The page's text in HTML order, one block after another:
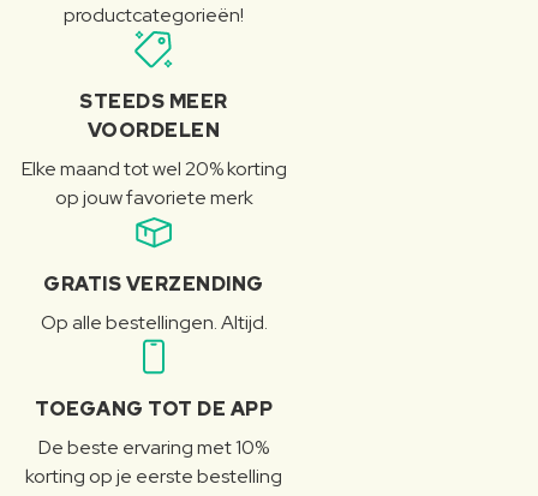
productcategorieën!
STEEDS MEER
VOORDELEN
Elke maand tot wel 20% korting
op jouw favoriete merk
GRATIS VERZENDING
Op alle bestellingen. Altijd.
TOEGANG TOT DE APP
De beste ervaring met 10%
korting op je eerste bestelling